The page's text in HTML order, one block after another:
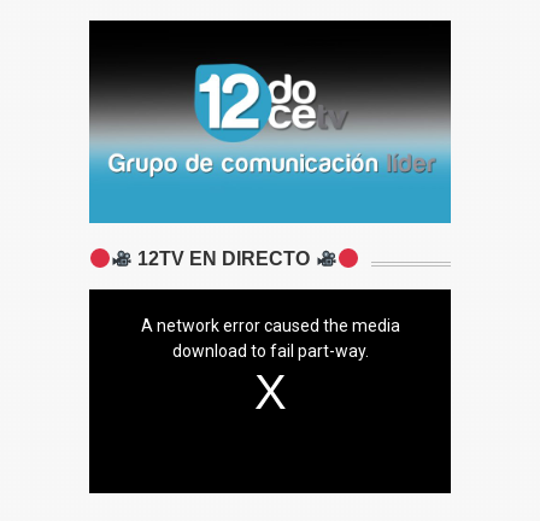
12TV EN DIRECTO
A network error caused the media
download to fail part-way.